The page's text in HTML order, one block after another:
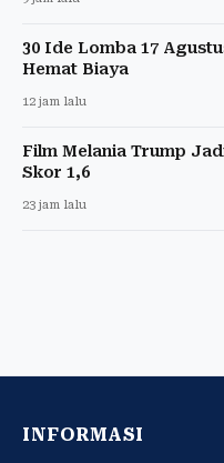
30 Ide Lomba 17
Hemat Biaya
12 jam lalu
Film Melania Trump
Skor 1,6
23 jam lalu
INFORMASI